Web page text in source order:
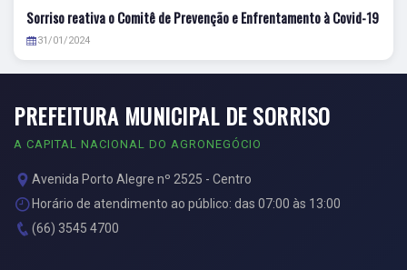
Sorriso reativa o Comitê de Prevenção e Enfrentamento à Covid-19
31/01/2024
PREFEITURA MUNICIPAL DE SORRISO
A CAPITAL NACIONAL DO AGRONEGÓCIO
Avenida Porto Alegre nº 2525 - Centro
Horário de atendimento ao público: das 07:00 às 13:00
(66) 3545 4700